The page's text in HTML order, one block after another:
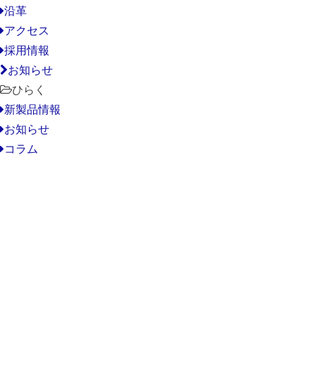
沿革
アクセス
採用情報
お知らせ
ひらく
新製品情報
お知らせ
コラム